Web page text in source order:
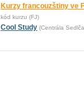
Kurzy francouzštiny ve
kód kurzu (FJ)
Cool Study (Centrála